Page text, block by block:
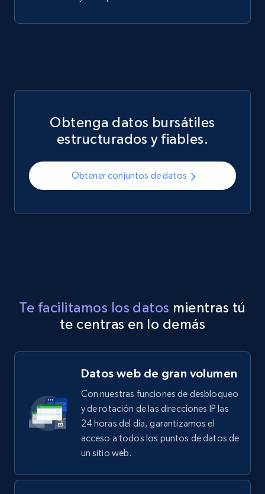
Obtenga datos bursátiles
estructurados y fiables.
Obtener conjuntos de datos
Te facilitamos los datos mientras tú
te centras en lo demás
Datos web de gran volumen
Con nuestras funciones de desbloqueo
y de rotación de las direcciones IP las
24 horas del día, garantizamos el
acceso a todos los puntos de datos de
un sitio web.